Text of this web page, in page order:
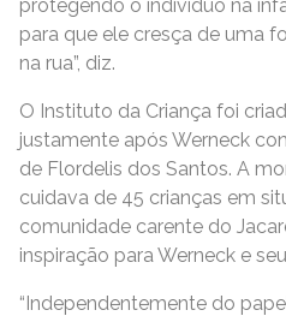
protegendo o indivíduo na
para que ele cresça de uma
na rua”, diz.
O Instituto da Criança foi
justamente após Werneck
de Flordelis dos Santos. A
cuidava de 45 crianças em
comunidade carente do
inspiração para Werneck e
“Independentemente do